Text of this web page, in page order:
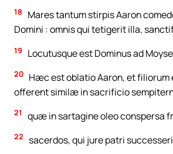
18
Mares tantum stirpis Aaron
Domini : omnis qui tetigerit illa,
19 Locutusque est Dominus ad
20 Hæc est oblatio Aaron, et filiorum
offerent similæ in sacrificio
21 quæ in sartagine oleo conspersa
22 sacerdos, qui jure patri